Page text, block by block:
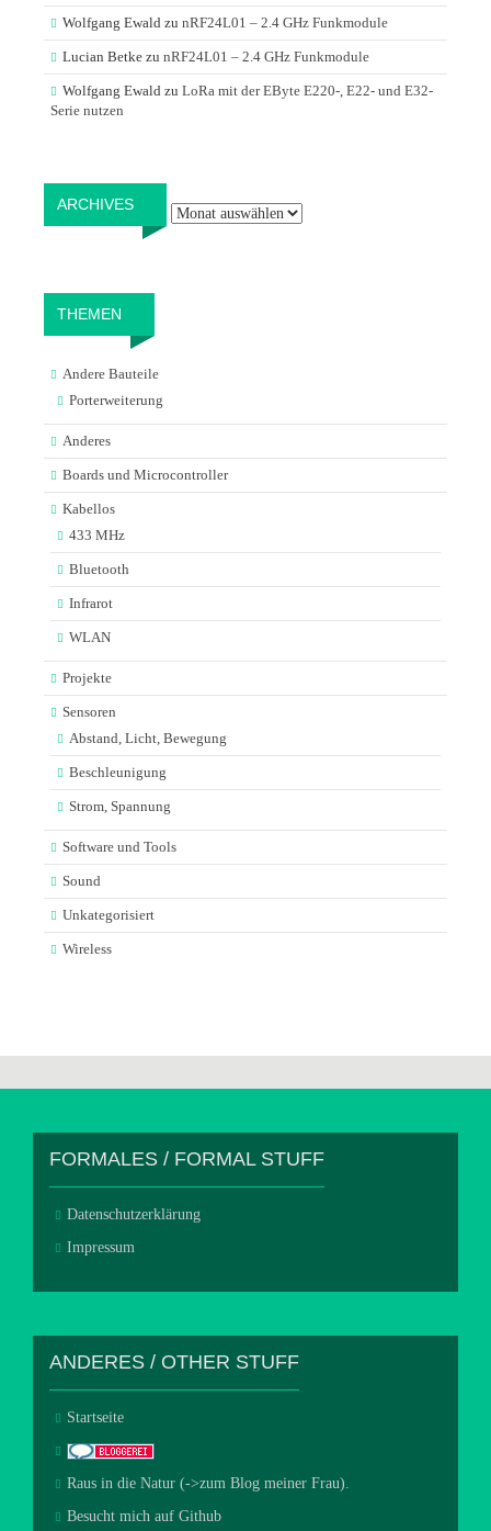
Wolfgang Ewald zu nRF24L01 – 2.4 GHz Funkmodule
Lucian Betke zu nRF24L01 – 2.4 GHz Funkmodule
Wolfgang Ewald zu LoRa mit der EByte E220-, E22- und E32-
Serie nutzen
ARCHIVES
THEMEN
Andere Bauteile
Porterweiterung
Anderes
Boards und Microcontroller
Kabellos
433 MHz
Bluetooth
Infrarot
WLAN
Projekte
Sensoren
Abstand, Licht, Bewegung
Beschleunigung
Strom, Spannung
Software und Tools
Sound
Unkategorisiert
Wireless
FORMALES / FORMAL STUFF
Datenschutzerklärung
Impressum
ANDERES / OTHER STUFF
Startseite
Raus in die Natur (->zum Blog meiner Frau).
Besucht mich auf Github